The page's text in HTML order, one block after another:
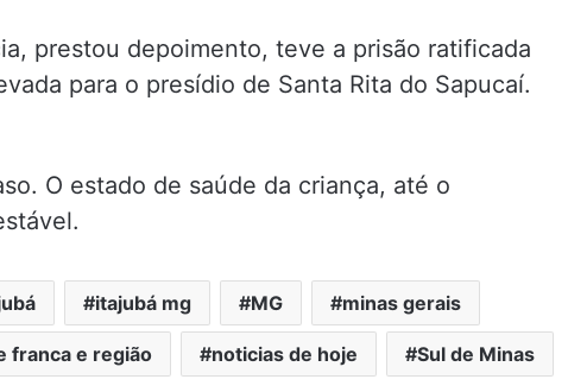
prestou depoimento, teve a prisão ratificada
para o presídio de Santa Rita do Sapucaí.
O estado de saúde da criança, até o
itajubá mg MG minas gerais
franca e região noticias de hoje Sul de Minas